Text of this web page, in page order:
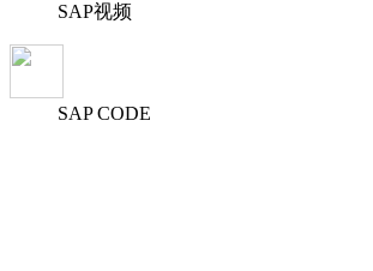
SAP视频
SAP CODE